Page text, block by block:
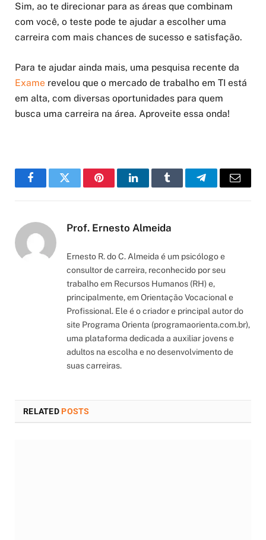
Sim, ao te direcionar para as áreas que combinam
com você, o teste pode te ajudar a escolher uma
carreira com mais chances de sucesso e satisfação.
Para te ajudar ainda mais, uma pesquisa recente da
Exame revelou que o mercado de trabalho em TI está
em alta, com diversas oportunidades para quem
busca uma carreira na área. Aproveite essa onda!
FacebookTwitter PinterestLinkedInTumblr TelegramEmail
Prof. Ernesto Almeida
Ernesto R. do C. Almeida é um psicólogo e
consultor de carreira, reconhecido por seu
trabalho em Recursos Humanos (RH) e,
principalmente, em Orientação Vocacional e
Profissional. Ele é o criador e principal autor do
site Programa Orienta (programaorienta.com.br),
uma plataforma dedicada a auxiliar jovens e
adultos na escolha e no desenvolvimento de
suas carreiras.
RELATEDPOSTS